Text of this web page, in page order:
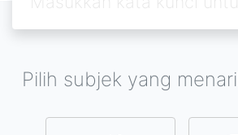
Pilih subjek yang